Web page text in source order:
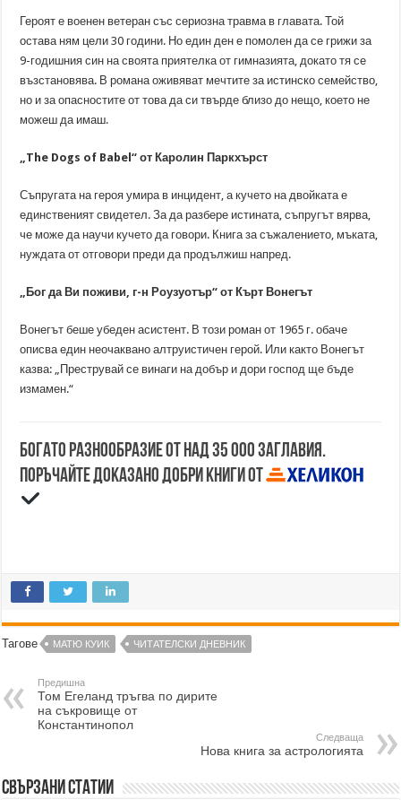
Героят е военен ветеран със сериозна травма в главата. Той
остава ням цели 30 години. Но един ден е помолен да се грижи за
9-годишния син на своята приятелка от гимназията, докато тя се
възстановява. В романа оживяват мечтите за истинско семейство,
но и за опасностите от това да си твърде близо до нещо, което не
можеш да имаш.
„The Dogs of Babel“ от Каролин Паркхърст
Съпругата на героя умира в инцидент, а кучето на двойката е
единственият свидетел. За да разбере истината, съпругът вярва,
че може да научи кучето да говори. Книга за съжалението, мъката,
нуждата от отговори преди да продължиш напред.
„Бог да Ви поживи, г-н Роузуотър“ от Кърт Вонегът
Вонегът беше убеден асистент. В този роман от 1965 г. обаче
описва един неочаквано алтруистичен герой. Или както Вонегът
казва: „Преструвай се винаги на добър и дори господ ще бъде
измамен.“
Богато разнообразие от над 35 000 заглавия.
Поръчайте доказано добри книги от
Тагове МАТЮ КУИК ЧИТАТЕЛСКИ ДНЕВНИК
Предишна
Том Егеланд тръгва по дирите
на съкровище от
Константинопол
Следваща
Нова книга за астрологията
Свързани статии